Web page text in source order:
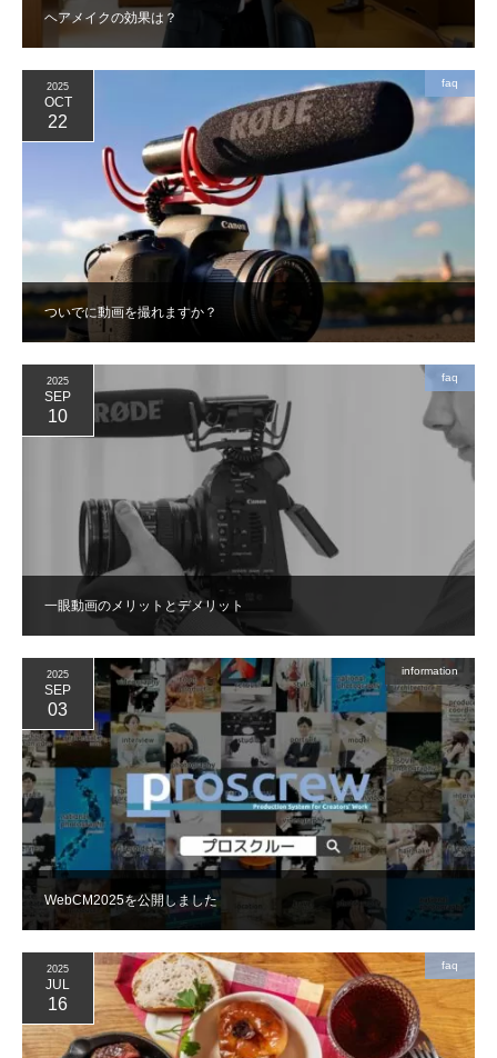
ヘアメイクの効果は？
ついでに動画を撮れますか？
2025
OCT
22
faq
一眼動画のメリットとデメリット
2025
SEP
10
faq
WebCM2025を公開しました
2025
SEP
03
information
2025
JUL
16
faq